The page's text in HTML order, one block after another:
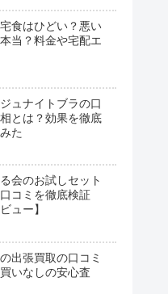
食はひどい？悪い
当？料金や宅配エ
ュナイトブラの口
とは？効果を徹底
た
会のお試しセット
コミを徹底検証
ュー】
出張買取の口コミ
いなしの安心査